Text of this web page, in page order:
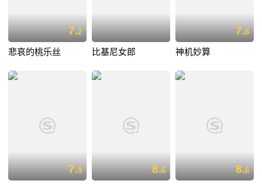
7.2
悲哀的桃乐丝 比基尼女郎
7.6
神机妙算
7.9 8.6 8.6